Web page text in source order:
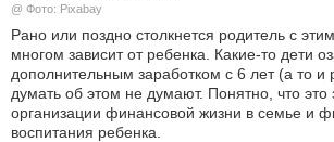
БЛОГ
@ Фото: Pixabay
Рано или поздно столкнется родитель с
многом зависит от ребенка. Какие-то дети
дополнительным заработком с 6 лет (а то и
думать об этом не думают. Понятно, что это
организации финансовой жизни в семье и
воспитания ребенка.